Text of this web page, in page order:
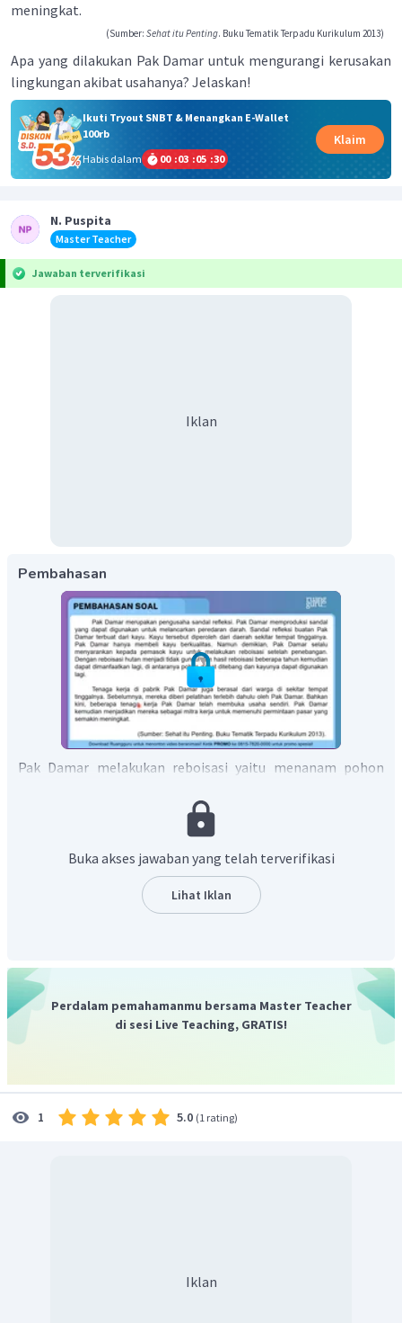
meningkat.
(Sumber: Sehat itu Penting. Buku Tematik Terpadu Kurikulum 2013)
Apa yang dilakukan Pak Damar untuk mengurangi kerusakan
lingkungan akibat usahanya? Jelaskan!
Ikuti Tryout SNBT & Menangkan E-Wallet
100rb
Habis dalam
00 :03 :05 :30
Klaim
N. Puspita
Master Teacher
Jawaban terverifikasi
Iklan
Pembahasan
Pak Damar melakukan reboisasi yaitu menanam pohon
Buka akses jawaban yang telah terverifikasi
Lihat Iklan
Perdalam pemahamanmu bersama Master Teacher
di sesi Live Teaching, GRATIS!
1 5.0 (1 rating)
Iklan